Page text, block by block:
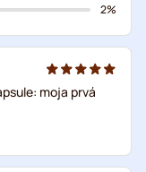
2%
moja prvá